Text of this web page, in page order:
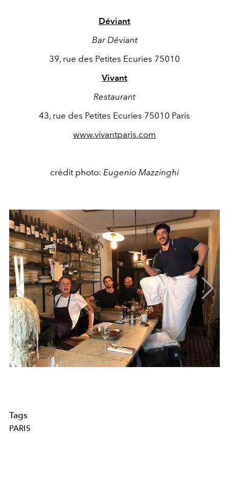
Déviant
Bar Déviant
39, rue des Petites Ecuries 75010
Vivant
Restaurant
43, rue des Petites Ecuries 75010 Paris
www.vivantparis.com
crédit photo: Eugenio Mazzinghi
Tags
PARIS